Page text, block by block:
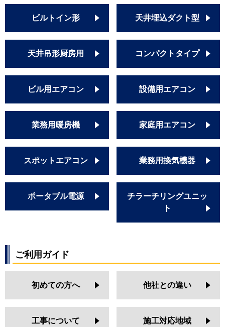
PA-P56FE7SHN
PA-P56FE7HN
PA-P56FE7H
PA-P56FE7SHNB
PA-P56FE6SHB
PA-P56FE6HB
PA-P56FE7HB
ビルトイン形 天井埋込ダクト型
天井吊形厨房用 コンパクトタイプ
ビル用エアコン 設備用エアコン
業務用暖房機 家庭用エアコン
スポットエアコン 業務用換気機器
ポータブル電源
チラーチリングユニッ
ト
ご利用ガイド
初めての方へ 他社との違い
工事について 施工対応地域